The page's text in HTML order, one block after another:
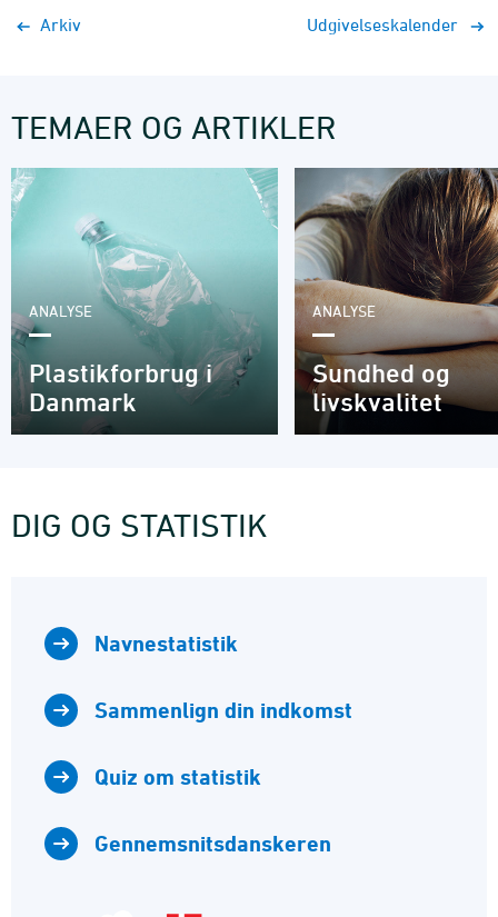
Arkiv Udgivelseskalender
TEMAER OG ARTIKLER
ANALYSE
Plastikforbrug i
Danmark
ANALYSE
Sundhed og
livskvalitet
DIG OG STATISTIK
Navnestatistik
Sammenlign din indkomst
Quiz om statistik
Gennemsnitsdanskeren